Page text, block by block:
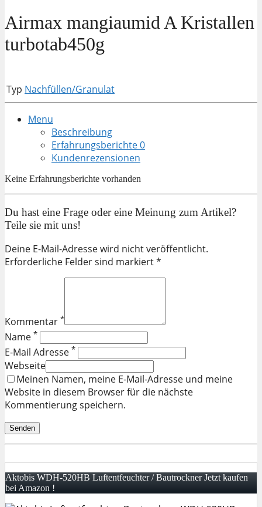
Airmax mangiaumid A Kristallen
turbotab450g
Typ Nachfüllen/Granulat
Menu
Beschreibung
Erfahrungsberichte0
Kundenrezensionen
Keine Erfahrungsberichte vorhanden
Du hast eine Frage oder eine Meinung zum Artikel?
Teile sie mit uns!
Deine E-Mail-Adresse wird nicht veröffentlicht.
Erforderliche Felder sind markiert *
Kommentar *
Name *
E-Mail Adresse *
Webseite
Meinen Namen, meine E-Mail-Adresse und meine
Website in diesem Browser für die nächste
Kommentierung speichern.
Aktobis WDH-520HB Luftentfeuchter / Bautrockner Jetzt kaufen
bei Amazon !